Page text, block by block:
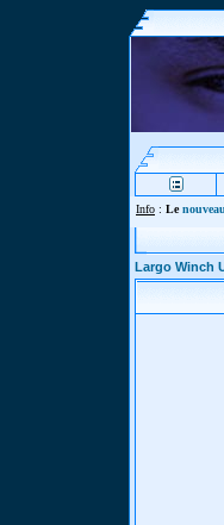
Info : Le
Largo Winch